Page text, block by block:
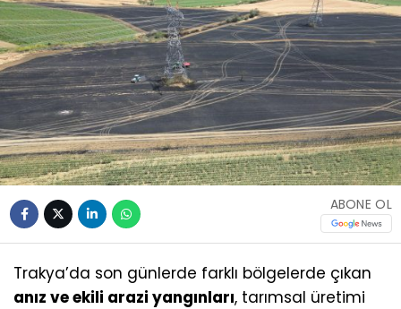
ABONE OL
Trakya’da son günlerde farklı bölgelerde çıkan
anız ve ekili arazi yangınları, tarımsal üretimi